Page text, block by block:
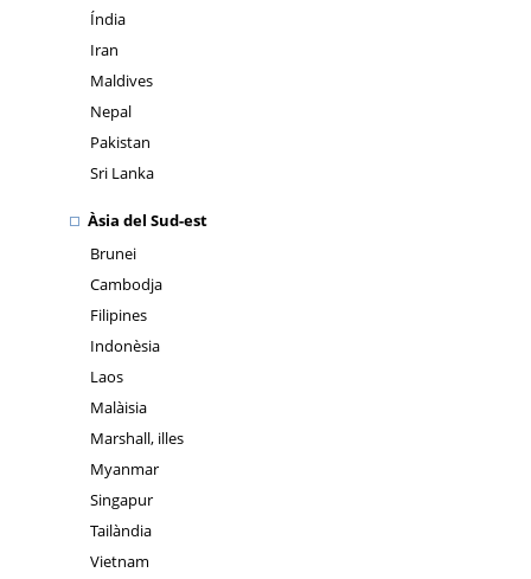
Índia
Iran
Maldives
Nepal
Pakistan
Sri Lanka
Àsia del Sud-est
Brunei
Cambodja
Filipines
Indonèsia
Laos
Malàisia
Marshall, illes
Myanmar
Singapur
Tailàndia
Vietnam